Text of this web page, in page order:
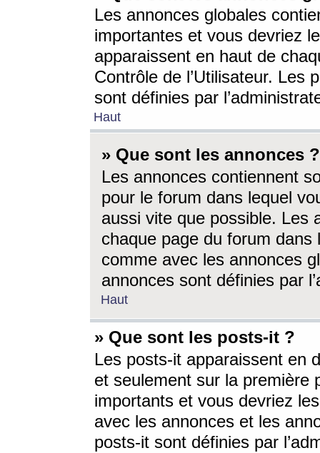
Les annonces globales
importantes et vous devriez
apparaissent en haut de
Contrôle de l’Utilisateur. Les
sont définies par
Haut
» Que sont les annonces ?
Les annonces contiennent
pour le forum dans lequel
aussi vite que possible. Les
chaque page du forum dans
comme avec les annonces
annonces sont définies par
Haut
» Que sont les posts-it ?
Les posts-it apparaissent en
et seulement sur la première
importants et vous devriez
avec les annonces et les
posts-it sont définies par